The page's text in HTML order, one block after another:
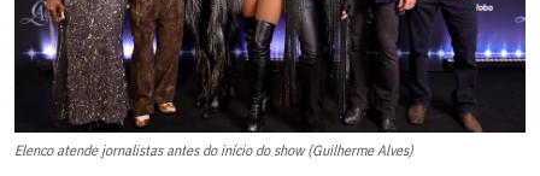
Elenco atende jornalistas antes do início do show (Guilherme Alves)